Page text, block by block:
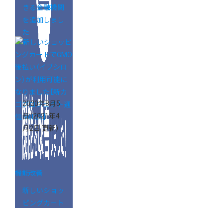
きる金融機関
を追加しまし
た
2020年8月5
日（2021年4
月2日 更新）
機能改善
新しいショッ
ピングカート